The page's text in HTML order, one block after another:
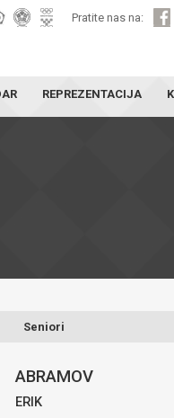
Pratite nas na:
REPREZENTACIJA
Seniori
ABRAMOV
ERIK